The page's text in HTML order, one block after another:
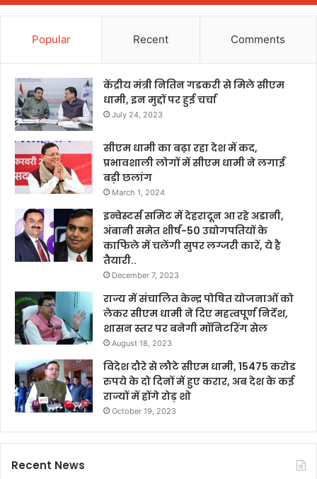
Popular Recent Comments
केंद्रीय मंत्री नितिन गडकरी से मिले सीएम
धामी, इन मुद्दों पर हुई चर्चा
July 24, 2023
सीएम धामी का बढ़ा रहा देश में कद,
प्रभावशाली लोगों में सीएम धामी ने लगाई
बड़ी छलांग
March 1, 2024
इन्वेस्टर्स समिट में देहरादून आ रहे अडानी,
अंबानी समेत शीर्ष-50 उद्योगपतियों के
काफिले में चलेंगी सुपर लग्जरी कारें, ये है
तैयारी..
December 7, 2023
राज्य में संचालित केन्द्र पोषित योजनाओं को
लेकर सीएम धामी ने दिए महत्वपूर्ण निर्देश,
शासन स्तर पर बनेगी मॉनिटरिंग सेल
August 18, 2023
विदेश दौरे से लौटे सीएम धामी, 15475 करोड
रुपये के दो दिनों में हुए करार, अब देश के कई
राज्यों में होंगे रोड़ शो
October 19, 2023
Recent News